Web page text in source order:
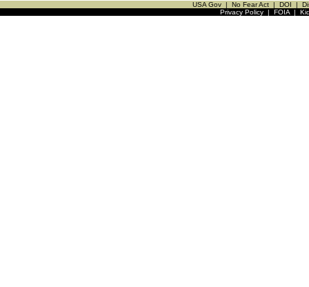
USA Gov | No Fear Act | DOI |
Privacy Policy| FOIA|